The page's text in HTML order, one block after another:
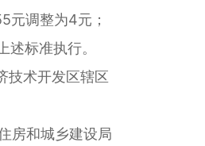
元调整为4元；
标准执行。
技术开发区辖区
房和城乡建设局